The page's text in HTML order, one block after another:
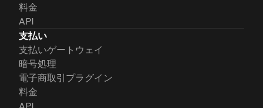
料金
API
支払い
支払いゲートウェイ
暗号処理
電子商取引プラグイン
料金